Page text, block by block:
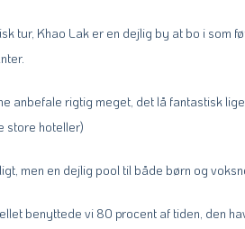
tur, Khao Lak er en dejlig by at bo i som
anbefale rigtig meget, det lå fantastisk
store hoteller)
men en dejlig pool til både børn og
benyttede vi 80 procent af tiden, den